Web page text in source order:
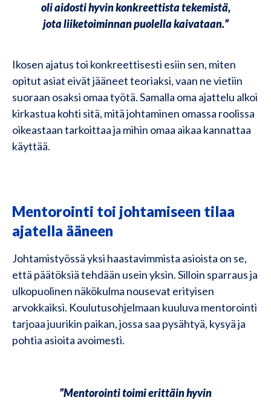
oli aidosti hyvin konkreettista tekemistä,
jota liiketoiminnan puolella kaivataan.”
Ikosen ajatus toi konkreettisesti esiin sen, miten
opitut asiat eivät jääneet teoriaksi, vaan ne vietiin
suoraan osaksi omaa työtä. Samalla oma ajattelu alkoi
kirkastua kohti sitä, mitä johtaminen omassa roolissa
oikeastaan tarkoittaa ja mihin omaa aikaa kannattaa
käyttää.
Mentorointi toi johtamiseen tilaa
ajatella ääneen
Johtamistyössä yksi haastavimmista asioista on se,
että päätöksiä tehdään usein yksin. Silloin sparraus ja
ulkopuolinen näkökulma nousevat erityisen
arvokkaiksi. Koulutusohjelmaan kuuluva mentorointi
tarjoaa juurikin paikan, jossa saa pysähtyä, kysyä ja
pohtia asioita avoimesti.
”Mentorointi toimi erittäin hyvin